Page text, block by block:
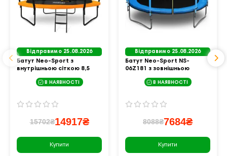
Відправимо 25.08.2026
Батут Neo-Sport з
внутрішньою сіткою 8,5
помаранчевийВ НАЯВНОСТІ
15702₴14917₴
Купити
Відправимо 25.08.2026
Батут Neo-Sport NS-
06Z181 з зовнішньою
блакитнийВ НАЯВНОСТІ
8088₴7684₴
Купити